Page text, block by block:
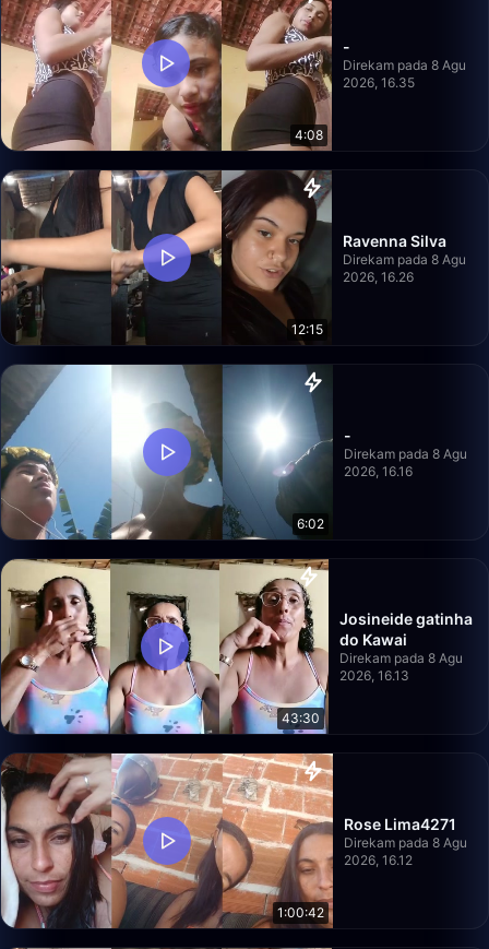
4:08
-
Direkam pada 8 Agu
2026, 16.35
12:15
Ravenna Silva
Direkam pada 8 Agu
2026, 16.26
6:02
-
Direkam pada 8 Agu
2026, 16.16
43:30
Josineide gatinha
do Kawai
Direkam pada 8 Agu
2026, 16.13
1:00:42
Rose Lima4271
Direkam pada 8 Agu
2026, 16.12